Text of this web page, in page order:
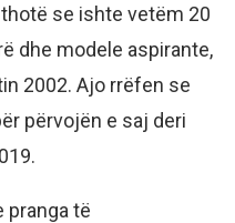
se ishte vetëm 20
dhe modele aspirante,
2002. Ajo rrëfen se
përvojën e saj deri
pranga të